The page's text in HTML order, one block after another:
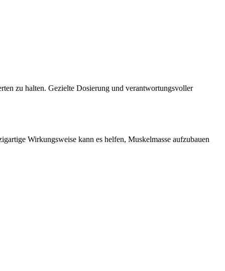
zu halten. Gezielte Dosierung und verantwortungsvoller
Wirkungsweise kann es helfen, Muskelmasse aufzubauen